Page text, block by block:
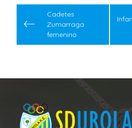
entradas
Cadetes
Zumarraga
femenino